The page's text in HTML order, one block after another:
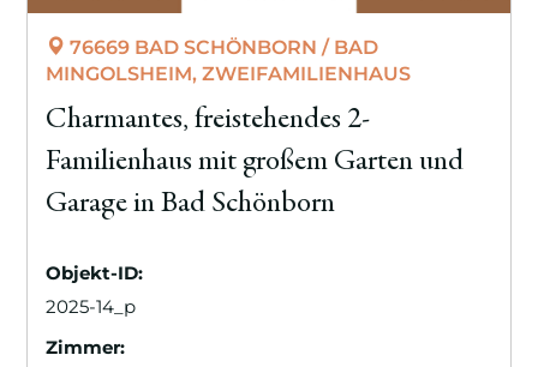
76669 BAD SCHÖNBORN / BAD
MINGOLSHEIM, ZWEIFAMILIENHAUS
Charmantes, freistehendes 2-
Familienhaus mit großem Garten und
Garage in Bad Schönborn
Objekt-ID:
2025-14_p
Zimmer: